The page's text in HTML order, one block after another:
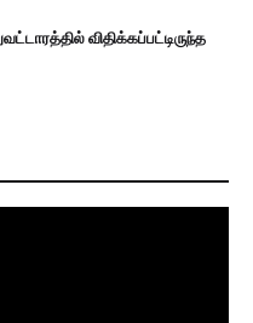
விதிக்கப்பட்டிருந்த